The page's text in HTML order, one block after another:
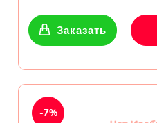
Заказать
-7%